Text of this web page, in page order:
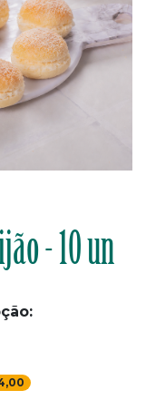
- 10 un